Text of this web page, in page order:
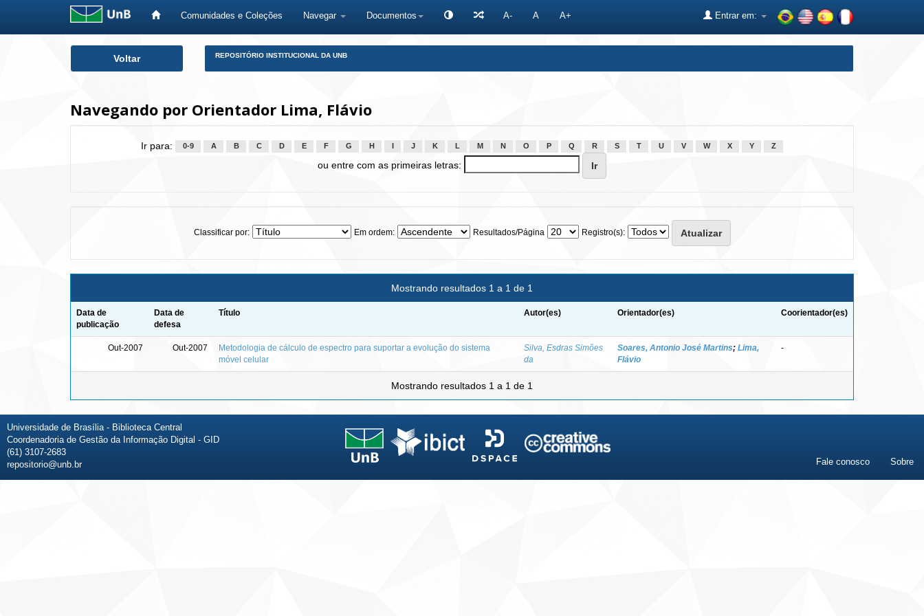
Comunidades e Coleções Navegar Documentos A- A A+ Entrar em:
Voltar REPOSITÓRIO INSTITUCIONAL DA UNB
Navegando por Orientador Lima, Flávio
Ir para: 0-9 A B C D E F G H J K L M N O P Q R S T U V W X Y Z
ou entre com as primeiras letras:
Classificar por: Em ordem: Resultados/Página Registro(s):
Mostrando resultados 1 a 1 de 1
Data de
publicação
Data de
defesa
Título Autor(es) Orientador(es) Coorientador(es)
Out-2007 Out-2007
Metodologia de cálculo de espectro para suportar a evolução do sistema
móvel celular
Silva, Esdras Simões
da
Soares, Antonio José Martins; Lima,
Flávio
-
Mostrando resultados 1 a 1 de 1
Universidade de Brasília - Biblioteca Central
Coordenadoria de Gestão da Informação Digital - GID
(61) 3107-2683
repositorio@unb.br
Fale conosco Sobre